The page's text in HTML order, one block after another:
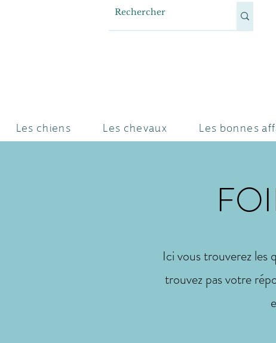
Les chiens Les chevaux Les bonnes
Ici vous trouverez les
trouvez pas votre